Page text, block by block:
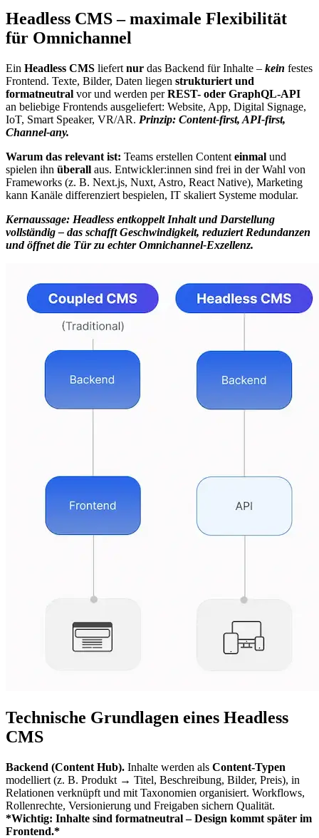
Headless CMS – maximale Flexibilität
für Omnichannel
Ein Headless CMS liefert nur das Backend für Inhalte – kein festes
Frontend. Texte, Bilder, Daten liegen strukturiert und
formatneutral vor und werden perREST- oder GraphQL-API
an beliebige Frontends ausgeliefert: Website, App, Digital Signage,
IoT, Smart Speaker, VR/AR. Prinzip: Content-first, API-first,
Channel-any.
Warum das relevant ist: Teams erstellen Content einmal und
spielen ihn überall aus. Entwickler:innen sind frei in der Wahl von
Frameworks (z. B. Next.js, Nuxt, Astro, React Native), Marketing
kann Kanäle differenziert bespielen, IT skaliert Systeme modular.
Kernaussage: Headless entkoppelt Inhalt und Darstellung
vollständig – das schafft Geschwindigkeit, reduziert Redundanzen
und öffnet die Tür zu echter Omnichannel-Exzellenz.
Technische Grundlagen eines Headless
CMS
Backend (Content Hub). Inhalte werden als Content-Typen
modelliert (z. B. Produkt → Titel, Beschreibung, Bilder, Preis), in
Relationen verknüpft und mit Taxonomien organisiert. Workflows,
Rollenrechte, Versionierung und Freigaben sichern Qualität.
*Wichtig: Inhalte sind formatneutral– Design kommt später im
Frontend.*